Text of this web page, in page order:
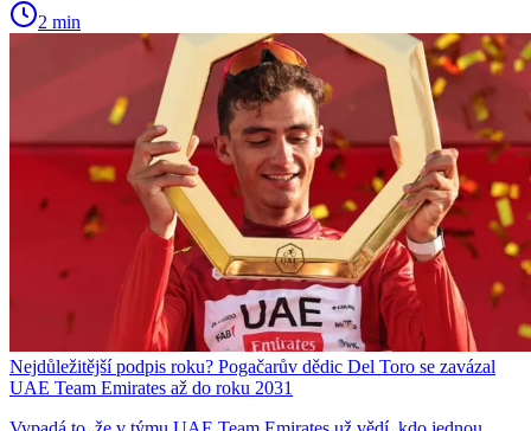
2 min
Nejdůležitější podpis roku? Pogačarův dědic Del Toro se zavázal
UAE Team Emirates až do roku 2031